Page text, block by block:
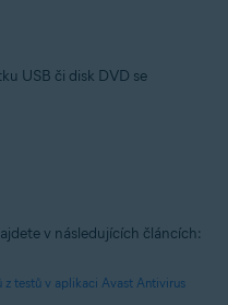
USB či disk DVD se
v následujících článcích:
testů v aplikaci Avast Antivirus